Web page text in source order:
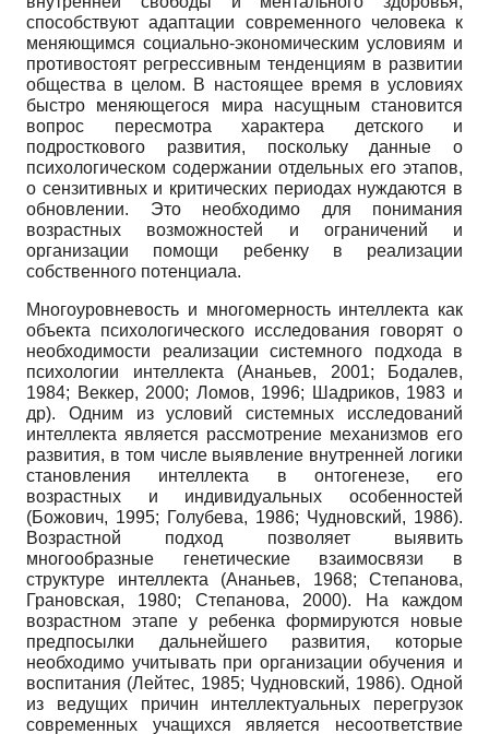
способствуют адаптации современного человека к
меняющимся социально-экономическим условиям и
противостоят регрессивным тенденциям в развитии
общества в целом. В настоящее время в условиях
быстро меняющегося мира насущным становится
вопрос пересмотра характера детского и
подросткового развития, поскольку данные о
психологическом содержании отдельных его этапов,
о сензитивных и критических периодах нуждаются в
обновлении. Это необходимо для понимания
возрастных возможностей и ограничений и
организации помощи ребенку в реализации
собственного потенциала.
Многоуровневость и многомерность интеллекта как
объекта психологического исследования говорят о
необходимости реализации системного подхода в
психологии интеллекта (Ананьев, 2001; Бодалев,
1984; Веккер, 2000; Ломов, 1996; Шадриков, 1983 и
др). Одним из условий системных исследований
интеллекта является рассмотрение механизмов его
развития, в том числе выявление внутренней логики
становления интеллекта в онтогенезе, его
возрастных и индивидуальных особенностей
(Божович, 1995; Голубева, 1986; Чудновский, 1986).
Возрастной подход позволяет выявить
многообразные генетические взаимосвязи в
структуре интеллекта (Ананьев, 1968; Степанова,
Грановская, 1980; Степанова, 2000). На каждом
возрастном этапе у ребенка формируются новые
предпосылки дальнейшего развития, которые
необходимо учитывать при организации обучения и
воспитания (Лейтес, 1985; Чудновский, 1986). Одной
из ведущих причин интеллектуальных перегрузок
современных учащихся является несоответствие